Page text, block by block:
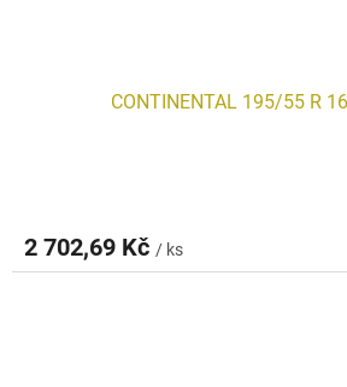
CONTINENTAL 195/55 R
2 702,69 Kč / ks